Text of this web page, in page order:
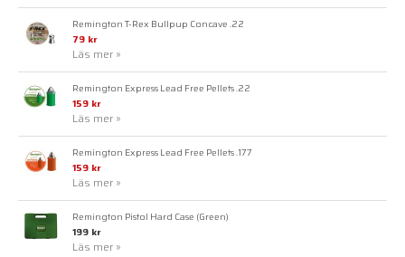
Remington T-Rex Bullpup Concave .22
79 kr
Läs mer »
Remington Express Lead Free Pellets .22
159 kr
Läs mer »
Remington Express Lead Free Pellets .177
159 kr
Läs mer »
Remington Pistol Hard Case (Green)
199 kr
Läs mer »